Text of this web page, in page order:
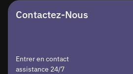
Contactez-Nous
Entrer en contact
assistance 24/7